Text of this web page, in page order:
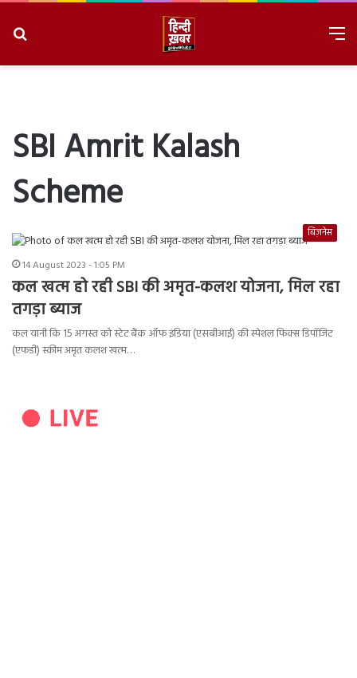
SBI Amrit Kalash
Scheme
बिज़नेस
14 August 2023 - 1:05 PM
कल खत्म हो रही SBI की अमृत-कलश योजना, मिल रहा
तगड़ा ब्याज
कल यानी कि 15 अगस्त को स्टेट बैंक ऑफ इंडिया (एसबीआई) की स्पेशल फिक्स डिपॉजिट
(एफडी) स्कीम अमृत कलश खत्म…